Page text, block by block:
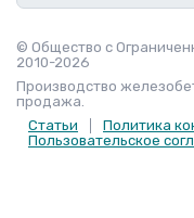
© Общество с
2010-2026
Производство
продажа.
Статьи
Политика
Пользовательское